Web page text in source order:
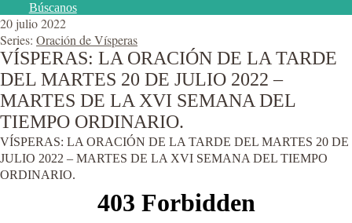
Búscanos
20 julio 2022
Series: Oración de Vísperas
VÍSPERAS: LA ORACIÓN DE LA TARDE
DEL MARTES 20 DE JULIO 2022 –
MARTES DE LA XVI SEMANA DEL
TIEMPO ORDINARIO.
VÍSPERAS: LA ORACIÓN DE LA TARDE DEL MARTES 20 DE
JULIO 2022 – MARTES DE LA XVI SEMANA DEL TIEMPO
ORDINARIO.